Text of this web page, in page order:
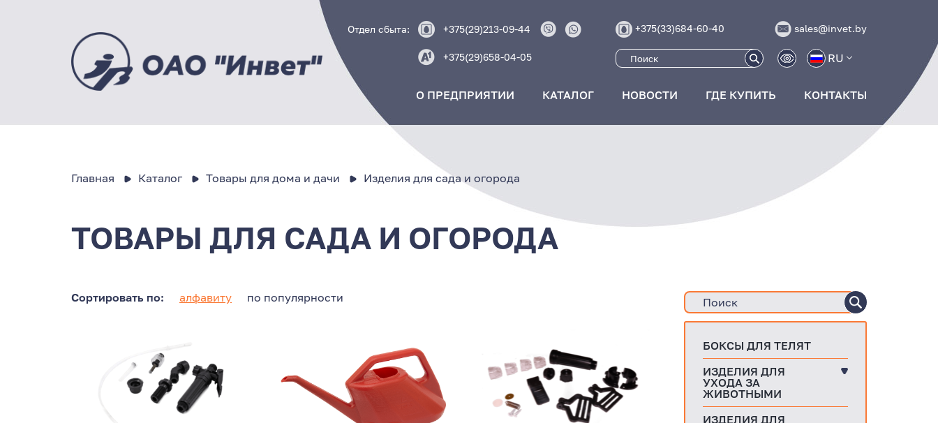
Отдел сбыта: +375(29)213-09-44
+375(29)658-04-05
+375(33)684-60-40 sales@invet.by
RU
О ПРЕДПРИЯТИИ КАТАЛОГ НОВОСТИ ГДЕ КУПИТЬ КОНТАКТЫ
Главная Каталог Товары для дома и дачи Изделия для сада и огорода
ТОВАРЫ ДЛЯ САДА И ОГОРОДА
Сортировать по: алфавиту по популярности
БОКСЫ ДЛЯ ТЕЛЯТ
ИЗДЕЛИЯ ДЛЯ
УХОДА ЗА
ЖИВОТНЫМИ
ИЗДЕЛИЯ ДЛЯ